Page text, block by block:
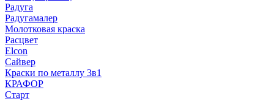
Радуга
Радугамалер
Молотковая краска
Расцвет
Elcon
Сайвер
Краски по металлу 3в1
КРАФОР
Старт